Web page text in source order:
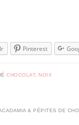
Pinterest
CHOCOLAT, NOIX
& PÉPITES DE